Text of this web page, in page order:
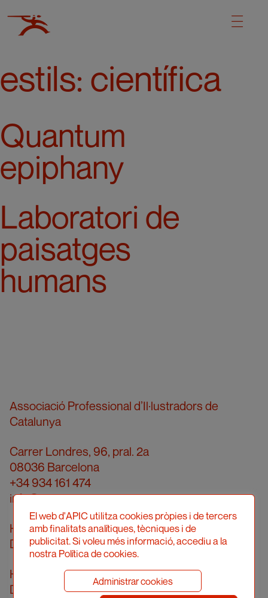
estils: científica
Quantum
epiphany
Laboratori de
paisatges
humans
Associació Professional d’Il·lustradors de
Catalunya
Carrer Londres, 96, pral. 2a
08036 Barcelona
+34 934 161 474
info@apic.cat
Horari d’atenció telefònica
De dilluns a divendres de 10 a 14h
Horari d’atenció presencial
Demanar cita prèvia
El web d'APIC utilitza cookies pròpies i de tercers
amb finalitats analítiques, tècniques i de
publicitat. Si voleu més informació, accediu a la
nostra Política de cookies.
Administrar cookies